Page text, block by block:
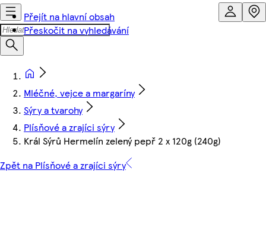
Přejít na hlavní obsah
Přeskočit na vyhledávání
Mléčné, vejce a margaríny
Sýry a tvarohy
Plísňové a zrajíci sýry
Král Sýrů Hermelín zelený pepř 2 x 120g (240g)
Zpět na Plísňové a zrajíci sýry